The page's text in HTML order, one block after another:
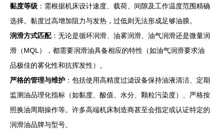
黏度等级 ：需根据机床设计速度、载荷、间隙及工作温度范围精确
选择。黏度过高增加阻力与发热，过低则无法形成足够油膜。
润滑方式匹配：无论是循环润滑、油雾润滑、油气润滑还是微量润
滑（MQL），都需要润滑油具备相应的特性（如油气润滑要求油
品极佳的雾化性和抗挥发性）。
严格的管理与维护 ：包括使用高精度过滤设备保持油液清洁、定期
监测油品理化指标（如黏度、酸值、水分、颗粒污染度）、严格按
照换油周期操作等。许多高端机床制造商甚至会指定或认证特定的
润滑油品牌与型号。